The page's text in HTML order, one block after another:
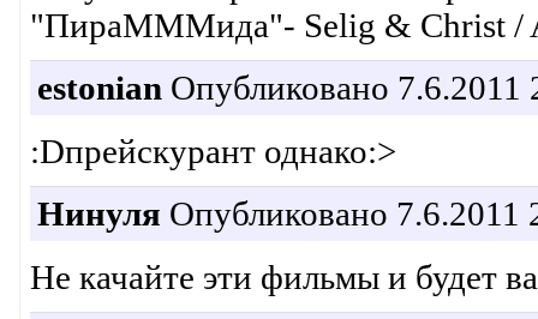
"ПираМММида"- Selig & Christ /
estonian Опубликовано 7.6.2011
:Dпрейскурант однако:>
Нинуля Опубликовано 7.6.2011
Не качайте эти фильмы и будет